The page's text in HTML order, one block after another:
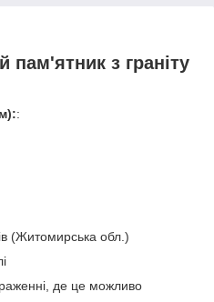
пам'ятник з граніту
:
(Житомирська обл.)
де це можливо